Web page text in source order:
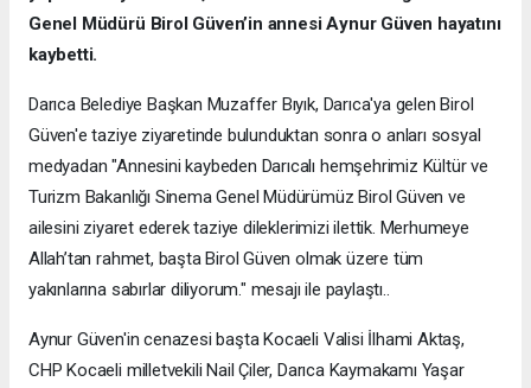
Genel Müdürü Birol Güven’in annesi Aynur Güven hayatını
kaybetti.
Darıca Belediye Başkan Muzaffer Bıyık, Darıca'ya gelen Birol
Güven'e taziye ziyaretinde bulunduktan sonra o anları sosyal
medyadan "Annesini kaybeden Darıcalı hemşehrimiz Kültür ve
Turizm Bakanlığı Sinema Genel Müdürümüz Birol Güven ve
ailesini ziyaret ederek taziye dileklerimizi ilettik. Merhumeye
Allah’tan rahmet, başta Birol Güven olmak üzere tüm
yakınlarına sabırlar diliyorum." mesajı ile paylaştı..
Aynur Güven'in cenazesi başta Kocaeli Valisi İlhami Aktaş,
CHP Kocaeli milletvekili Nail Çiler, Darıca Kaymakamı Yaşar